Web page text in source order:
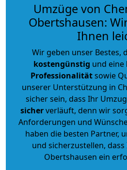
Umzüge von
Obertshausen:
Ihnen
Wir geben unser Bestes,
kostengünstig und eine
Professionalitätsowie
unserer Unterstützung in
sicher sein, dass Ihr Umzug
sicherverläuft, denn wir
Anforderungen und
haben die besten Partner,
und sicherzustellen,
Obertshausen ein